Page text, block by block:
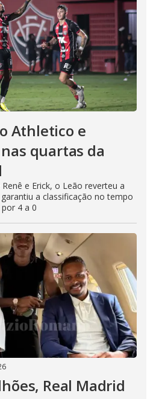
Athletico e
quartas da
e Erick, o Leão reverteu a
a classificação no tempo
4 a 0
Real Madrid